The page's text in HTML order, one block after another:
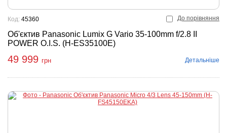
До порівняння
Об'єктив Panasonic Lumix G Vario 35-100mm f/2.8 II
POWER O.I.S. (H-ES35100E)
Код: 45360
49 999 грн Детальніше